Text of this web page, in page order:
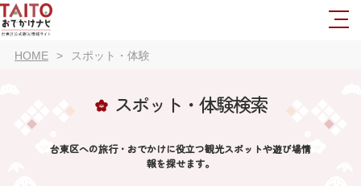
HOME スポット・体験
スポット・体験検索
台東区への旅行・おでかけに役立つ観光スポットや遊び場情
報を探せます。